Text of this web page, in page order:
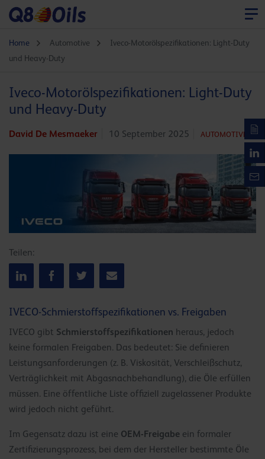
Home Automotive
Iveco-Motorölspezifikationen: Light-Duty
und Heavy-Duty
Iveco-Motorölspezifikationen: Light-Duty
und Heavy-Duty
David De Mesmaeker 10 September 2025 AUTOMOTIVE
Teilen:
IVECO-Schmierstoffspezifikationen vs. Freigaben
IVECO gibt Schmierstoffspezifikationen heraus, jedoch
keine formalen Freigaben. Das bedeutet: Sie definieren
Leistungsanforderungen (z. B. Viskosität, Verschleißschutz,
Verträglichkeit mit Abgasnachbehandlung), die Öle erfüllen
müssen. Eine öffentliche Liste offiziell zugelassener Produkte
wird jedoch nicht geführt.
Im Gegensatz dazu ist eine OEM-Freigabe ein formaler
Zertifizierungsprozess, bei dem der Hersteller bestimmte Öle